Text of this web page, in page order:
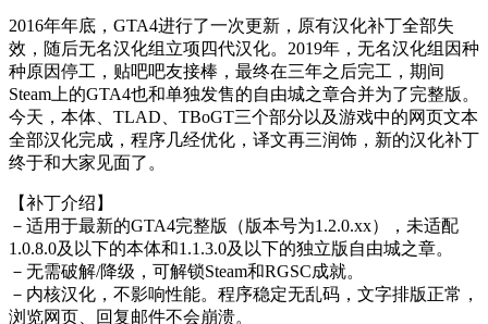
2016年年底，GTA4进行了一次更新，原有汉化补丁全部失
效，随后无名汉化组立项四代汉化。2019年，无名汉化组因种
种原因停工，贴吧吧友接棒，最终在三年之后完工，期间
Steam上的GTA4也和单独发售的自由城之章合并为了完整版。
今天，本体、TLAD、TBoGT三个部分以及游戏中的网页文本
全部汉化完成，程序几经优化，译文再三润饰，新的汉化补丁
终于和大家见面了。
【补丁介绍】
－适用于最新的GTA4完整版（版本号为1.2.0.xx），未适配
1.0.8.0及以下的本体和1.1.3.0及以下的独立版自由城之章。
－无需破解/降级，可解锁Steam和RGSC成就。
－内核汉化，不影响性能。程序稳定无乱码，文字排版正常，
浏览网页、回复邮件不会崩溃。